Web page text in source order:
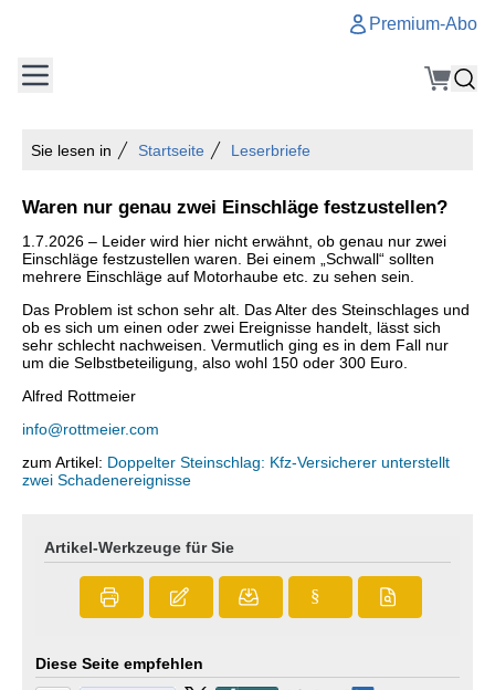
Premium-Abo
Sie lesen in Startseite Leserbriefe
Waren nur genau zwei Einschläge festzustellen?
1.7.2026 – Leider wird hier nicht erwähnt, ob genau nur zwei
Einschläge festzustellen waren. Bei einem „Schwall“ sollten
mehrere Einschläge auf Motorhaube etc. zu sehen sein.
Das Problem ist schon sehr alt. Das Alter des Steinschlages und
ob es sich um einen oder zwei Ereignisse handelt, lässt sich
sehr schlecht nachweisen. Vermutlich ging es in dem Fall nur
um die Selbstbeteiligung, also wohl 150 oder 300 Euro.
Alfred Rottmeier
info@rottmeier.com
zum Artikel: Doppelter Steinschlag: Kfz-Versicherer unterstellt
zwei Schadenereignisse
Artikel-Werkzeuge für Sie
§
Diese Seite empfehlen